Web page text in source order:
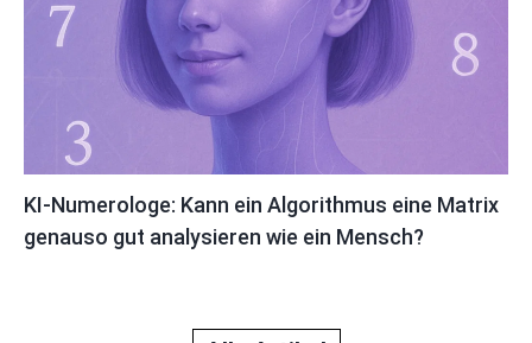
KI-Numerologe: Kann ein Algorithmus eine Matrix
genauso gut analysieren wie ein Mensch?